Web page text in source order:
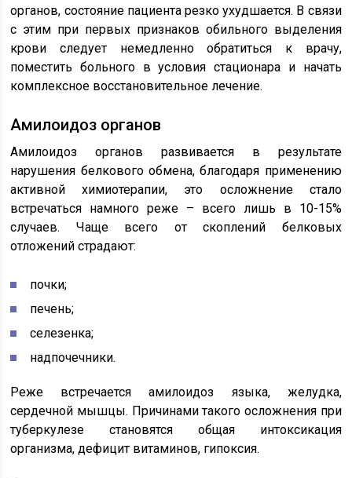
органов, состояние пациента резко ухудшается. В связи
с этим при первых признаков обильного выделения
крови следует немедленно обратиться к врачу,
поместить больного в условия стационара и начать
комплексное восстановительное лечение.
Амилоидоз органов
Амилоидоз органов развивается в результате
нарушения белкового обмена, благодаря применению
активной химиотерапии, это осложнение стало
встречаться намного реже – всего лишь в 10-15%
случаев. Чаще всего от скоплений белковых
отложений страдают:
почки;
печень;
селезенка;
надпочечники.
Реже встречается амилоидоз языка, желудка,
сердечной мышцы. Причинами такого осложнения при
туберкулезе становятся общая интоксикация
организма, дефицит витаминов, гипоксия.